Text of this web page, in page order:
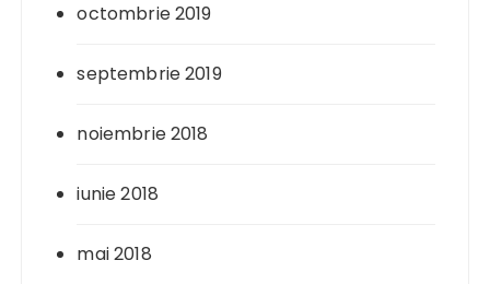
octombrie 2019
septembrie 2019
noiembrie 2018
iunie 2018
mai 2018